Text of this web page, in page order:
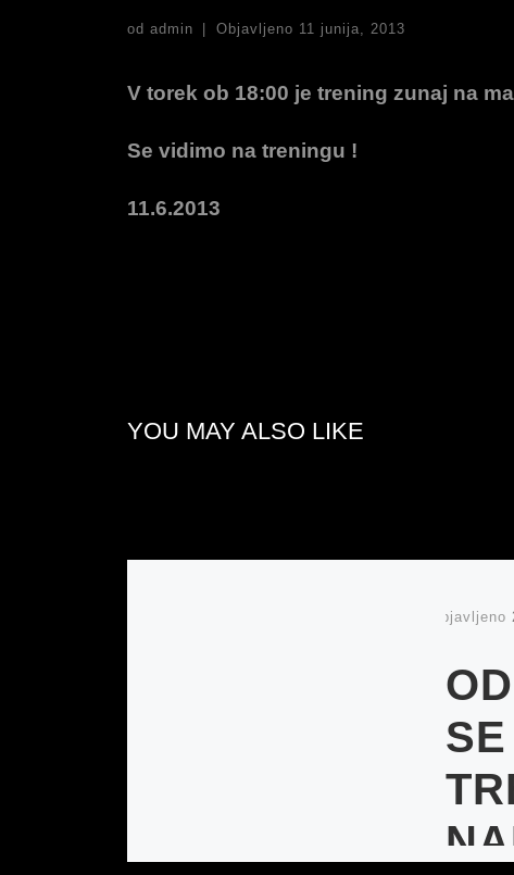
od admin Objavljeno 11 junija, 2013
V torek ob 18:00 je trening zunaj na
Se vidimo na treningu !
11.6.2013
YOU MAY ALSO LIKE
Objavljeno
SE